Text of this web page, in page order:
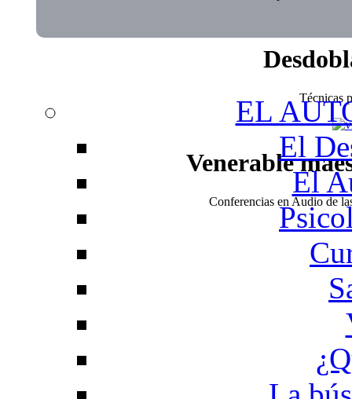
Técnicas
Venerable
Conferencias en Audio de
EL
El
El